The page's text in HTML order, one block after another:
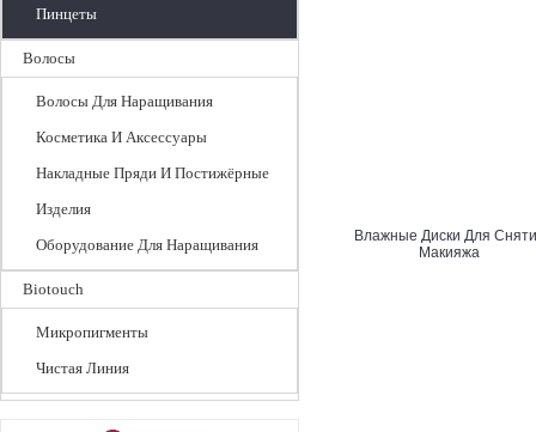
Пинцеты
Волосы
Волосы Для Наращивания
Косметика И Аксессуары
Накладные Пряди И Постижёрные
Изделия
Оборудование Для Наращивания
Biotouch
Микропигменты
Чистая Линия
Влажные Диски Для
Макияжа